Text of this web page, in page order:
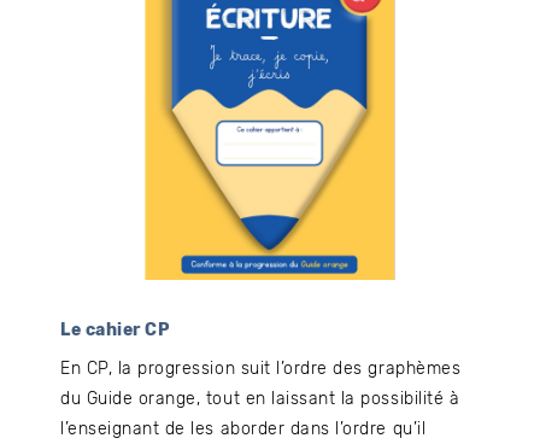
Le cahier CP
En CP, la progression suit l’ordre des graphèmes
du Guide orange, tout en laissant la possibilité à
l’enseignant de les aborder dans l’ordre qu’il